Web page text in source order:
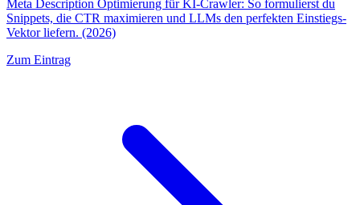
Meta Description Optimierung für KI-Crawler: So formulierst du
Snippets, die CTR maximieren und LLMs den perfekten Einstiegs-
Vektor liefern. (2026)
Zum Eintrag